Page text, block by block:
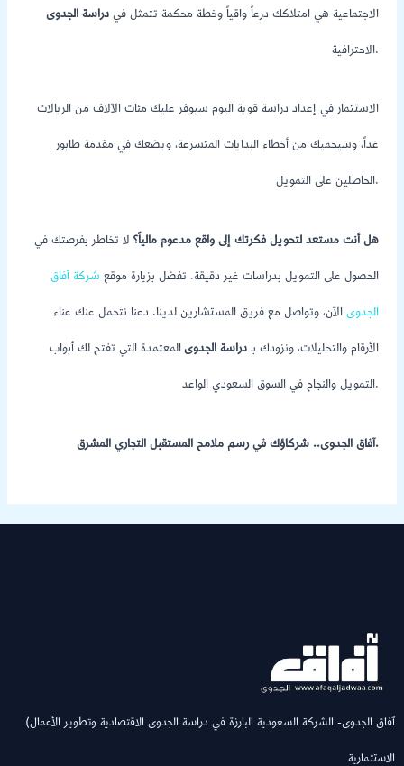
الاجتماعية هي امتلاكك درعاً واقياً وخطة محكمة تتمثل في دراسة الجدوى
الاحترافية.
الاستثمار في إعداد دراسة قوية اليوم سيوفر عليك مئات الآلاف من الريالات
غداً، وسيحميك من أخطاء البدايات المتسرعة، ويضعك في مقدمة طابور
الحاصلين على التمويل.
هل أنت مستعد لتحويل فكرتك إلى واقع مدعوم مالياً؟ لا تخاطر بفرصتك في
الحصول على التمويل بدراسات غير دقيقة. تفضل بزيارة موقع شركة آفاق
الجدوى الآن، وتواصل مع فريق المستشارين لدينا. دعنا نتحمل عنك عناء
الأرقام والتحليلات، ونزودك بـ دراسة الجدوىالمعتمدة التي تفتح لك أبواب
التمويل والنجاح في السوق السعودي الواعد.
آفاق الجدوى.. شركاؤك في رسم ملامح المستقبل التجاري المشرق.
(ٱفاق الجدوى- الشركة السعودية البارزة في دراسة الجدوى الاقتصادية وتطوير الأعمال
الاستثمارية